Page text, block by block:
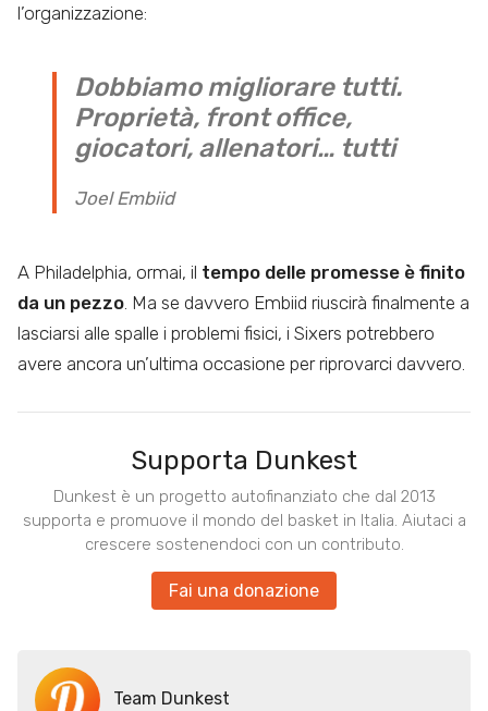
l’organizzazione:
Dobbiamo migliorare tutti.
Proprietà, front office,
giocatori, allenatori… tutti
Joel Embiid
A Philadelphia, ormai, il tempo delle promesse è finito
da un pezzo . Ma se davvero Embiid riuscirà finalmente a
lasciarsi alle spalle i problemi fisici, i Sixers potrebbero
avere ancora un’ultima occasione per riprovarci davvero.
Supporta Dunkest
Dunkest è un progetto autofinanziato che dal 2013
supporta e promuove il mondo del basket in Italia. Aiutaci a
crescere sostenendoci con un contributo.
Fai una donazione
Team Dunkest